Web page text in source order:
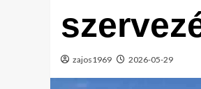
zajos1969 2026-05-29